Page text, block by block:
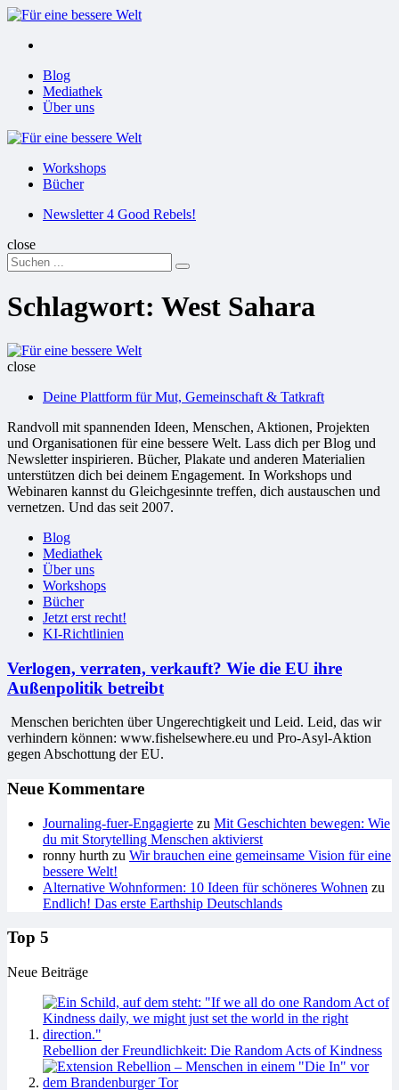
Menu
Menu
Blog
Mediathek
Über uns
Für
Workshops
Bücher
SuchenNewsletter 4 Good Rebels!
close
Search
for:
Suchen
Schlagwort: West Sahara
Für
Welt
close
Deine Plattform für Mut, Gemeinschaft & Tatkraft
Randvoll mit spannenden Ideen, Menschen, Aktionen, Projekten
und Organisationen für eine bessere Welt. Lass dich per Blog und
Newsletter inspirieren. Bücher, Plakate und anderen Materialien
unterstützen dich bei deinem Engagement. In Workshops und
Webinaren kannst du Gleichgesinnte treffen, dich austauschen und
vernetzen. Und das seit 2007.
Blog
Mediathek
Über uns
Workshops
Bücher
Jetzt erst recht!
KI-Richtlinien
Verlogen, verraten, verkauft? Wie die EU ihre
Außenpolitik betreibt
Menschen berichten über Ungerechtigkeit und Leid. Leid, das wir
verhindern können: www.fishelsewhere.eu und Pro-Asyl-Aktion
gegen Abschottung der EU.
Neue Kommentare
Journaling-fuer-Engagierte zu Mit Geschichten bewegen: Wie
du mit Storytelling Menschen aktivierst
ronny hurth zu Wir brauchen eine gemeinsame Vision für eine
bessere Welt!
Alternative Wohnformen: 10 Ideen für schöneres Wohnen zu
Endlich! Das erste Earthship Deutschlands
Top 5
Neue Beiträge
Rebellion der Freundlichkeit: Die Random Acts of Kindness